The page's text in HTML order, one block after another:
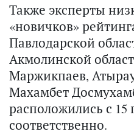
Также эксперты
«новичков»
Павлодарской
Акмолинской
Маржикпаев,
Махамбет
расположились с 15
соответственно.